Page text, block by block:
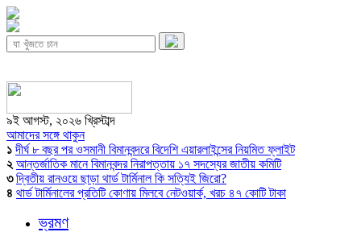
৯ই আগস্ট, ২০২৬ খ্রিস্টাব্দ
আমাদের সঙ্গে থাকুন
১ দীর্ঘ ৮ বছর পর ওসমানী বিমানবন্দরে বিদেশি এয়ারলাইন্সের নিয়মিত ফ্লাইট
২ আন্তর্জাতিক মানে বিমানবন্দর নিরাপত্তায় ১৭ সদস্যের জাতীয় কমিটি
৩ দ্বিতীয় রানওয়ে ছাড়া থার্ড টার্মিনাল কি সত্যিই জিরো?
৪ থার্ড টার্মিনালের প্রতিটি কোণায় মিলবে নেটওয়ার্ক, খরচ ৪৭ কোটি টাকা
ভ্রমণ